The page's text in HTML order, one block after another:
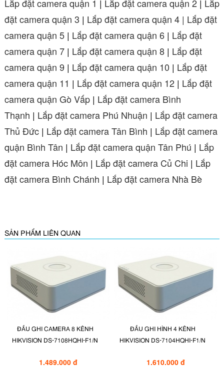
Lắp đặt camera quận 1 | Lắp đặt camera quận 2| Lắp
đặt camera quận 3 | Lắp đặt camera quận 4 | Lắp đặt
camera quận 5| Lắp đặt camera quận 6| Lắp đặt
camera quận 7| Lắp đặt camera quận 8| Lắp đặt
camera quận 9 | Lắp đặt camera quận 10 | Lắp đặt
camera quận 11 | Lắp đặt camera quận 12| Lắp đặt
camera quận Gò Vấp| Lắp đặt camera Bình
Thạnh | Lắp đặt camera Phú Nhuận | Lắp đặt camera
Thủ Đức| Lắp đặt camera Tân Bình | Lắp đặt camera
quận Bình Tân | Lắp đặt camera quận Tân Phú | Lắp
đặt camera Hóc Môn | Lắp đặt camera Củ Chi | Lắp
đặt camera Bình Chánh | Lắp đặt camera Nhà Bè
SẢN PHẨM LIÊN QUAN
ĐẦU GHI CAMERA 8 KÊNH
HIKVISION DS-7108HQHI-F1/N
1.489.000 đ
ĐẦU GHI HÌNH 4 KÊNH
HIKVISION DS-7104HQHI-F1/N
1.610.000 đ